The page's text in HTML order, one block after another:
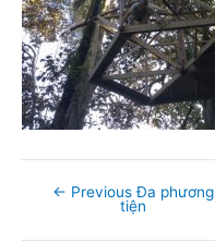
← Previous Đa phương
tiện